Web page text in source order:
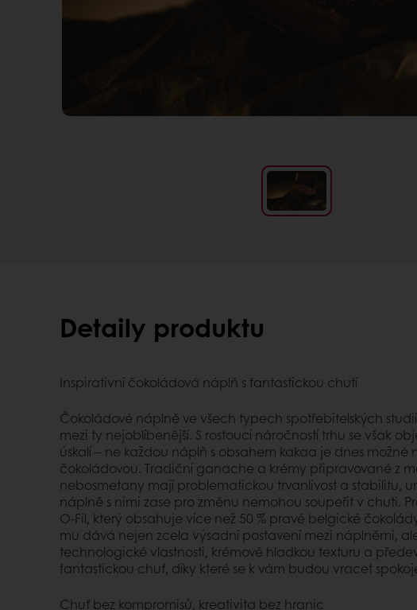
Detaily produktu
Inspirativní čokoládová náplň s fantastickou chutí
Čokoládové náplně ve všech typech spotřebitelských
mezi ty nejoblíbenější. S rostoucí náročností trhu se však
úskalí – ne každou náplň s obsahem kakaa je dnes možné
čokoládovou. Tradiční ganache a krémy připravované z
nebosmetany mají problematickou trvanlivost a stabilitu,
náplně s nimi zase pro změnu nemohou soupeřit v chuti.
O-Fil, který obsahuje více než 50 % pravé belgické
mu dává nejen zcela výsadní postavení mezi náplněmi,
technologické vlastnosti, krémově hladkou texturu a
fantastickou chuť, díky které se k vám budou vracet
Chuť bez kompromisů, kreativita bez hranic